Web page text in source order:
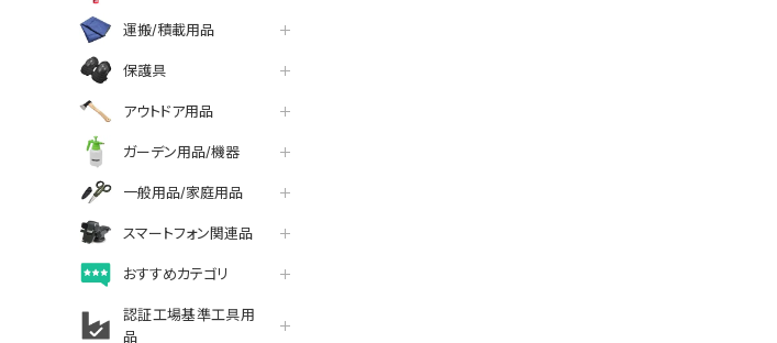
運搬/積載用品
保護具
アウトドア用品
ガーデン用品/機器
一般用品/家庭用品
スマートフォン関連品
おすすめカテゴリ
認証工場基準工具用
品